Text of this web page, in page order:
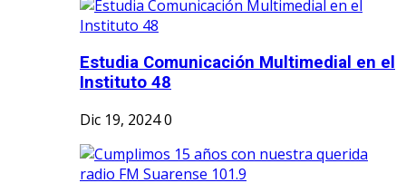
Estudia Comunicación Multimedial en el
Instituto 48
Dic 19, 20240